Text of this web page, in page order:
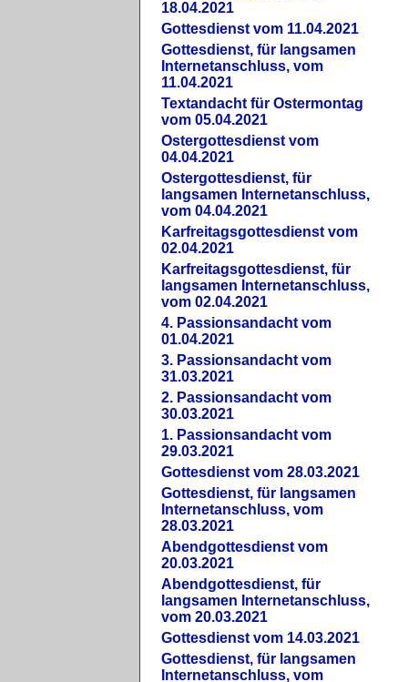
18.04.2021
Gottesdienst vom 11.04.2021
Gottesdienst, für langsamen
Internetanschluss, vom
11.04.2021
Textandacht für Ostermontag
vom 05.04.2021
Ostergottesdienst vom
04.04.2021
Ostergottesdienst, für
langsamen Internetanschluss,
vom 04.04.2021
Karfreitagsgottesdienst vom
02.04.2021
Karfreitagsgottesdienst, für
langsamen Internetanschluss,
vom 02.04.2021
4. Passionsandacht vom
01.04.2021
3. Passionsandacht vom
31.03.2021
2. Passionsandacht vom
30.03.2021
1. Passionsandacht vom
29.03.2021
Gottesdienst vom 28.03.2021
Gottesdienst, für langsamen
Internetanschluss, vom
28.03.2021
Abendgottesdienst vom
20.03.2021
Abendgottesdienst, für
langsamen Internetanschluss,
vom 20.03.2021
Gottesdienst vom 14.03.2021
Gottesdienst, für langsamen
Internetanschluss, vom